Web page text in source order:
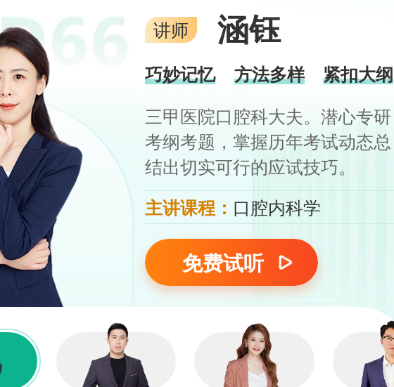
讲师 涵钰
巧妙记忆 方法多样 紧扣大纲
三甲医院口腔科大夫。潜心专研
考纲考题，掌握历年考试动态总
结出切实可行的应试技巧。
主讲课程： 口腔内科学
免费试听